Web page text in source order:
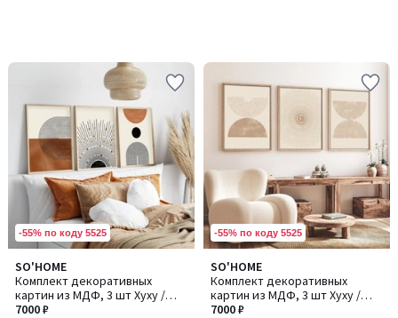
-55% по коду 5525
SO'HOME
Комплект декоративных
картин из МДФ, 3 шт Хуху /
Хуху198
7000 ₽
-55% по коду 5525
SO'HOME
Комплект декоративных
картин из МДФ, 3 шт Хуху /
Хуху258
7000 ₽